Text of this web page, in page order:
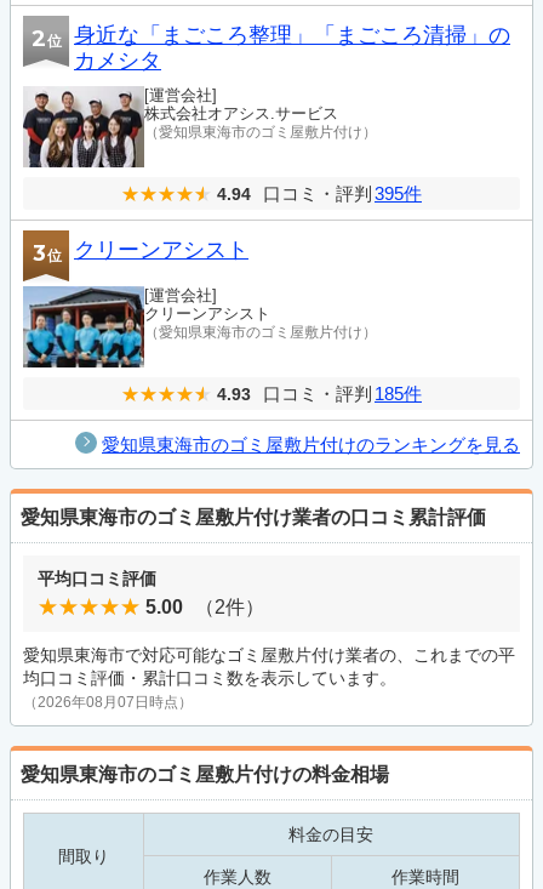
2位
身近な「まごころ整理」「まごころ清掃」の
カメシタ
[運営会社]
株式会社オアシス.サービス
（愛知県東海市のゴミ屋敷片付け）
4.94 口コミ・評判 395件
3位 クリーンアシスト
[運営会社]
クリーンアシスト
（愛知県東海市のゴミ屋敷片付け）
4.93 口コミ・評判 185件
愛知県東海市のゴミ屋敷片付けのランキングを見る
愛知県東海市のゴミ屋敷片付け業者の口コミ累計評価
平均口コミ評価
5.00 （2件）
愛知県東海市で対応可能なゴミ屋敷片付け業者の、これまでの平
均口コミ評価・累計口コミ数を表示しています。
（2026年08月07日時点）
愛知県東海市のゴミ屋敷片付けの料金相場
間取り
料金の目安
作業人数 作業時間